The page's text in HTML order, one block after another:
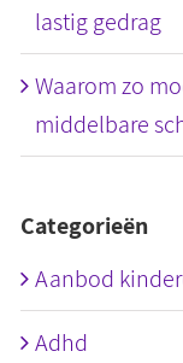
lastig gedrag
Waarom zo
middelbare
Categorieën
Aanbod
Adhd